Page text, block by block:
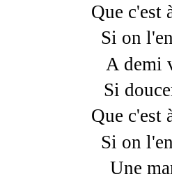
Que c'est
Si on
A demi
Si
Que c'est
Si on
Une